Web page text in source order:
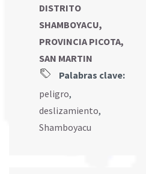
DISTRITO
SHAMBOYACU,
PROVINCIA PICOTA,
SAN MARTIN
Palabras clave:
peligro,
deslizamiento,
Shamboyacu